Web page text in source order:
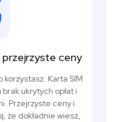
ceny
korzystasz. Karta SIM
ukrytych opłat i
Przejrzyste ceny i
że dokładnie wiesz,